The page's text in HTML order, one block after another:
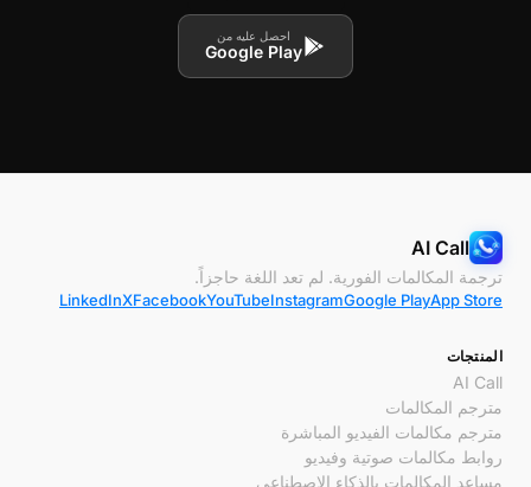
احصل عليه من
Google Play
AI Call
ترجمة المكالمات الفورية. لم تعد اللغة حاجزاً.
App Store
Google Play
Instagram
YouTube
Facebook
X
LinkedIn
المنتجات
AI Call
مترجم المكالمات
مترجم مكالمات الفيديو المباشرة
روابط مكالمات صوتية وفيديو
مساعد المكالمات بالذكاء الاصطناعي